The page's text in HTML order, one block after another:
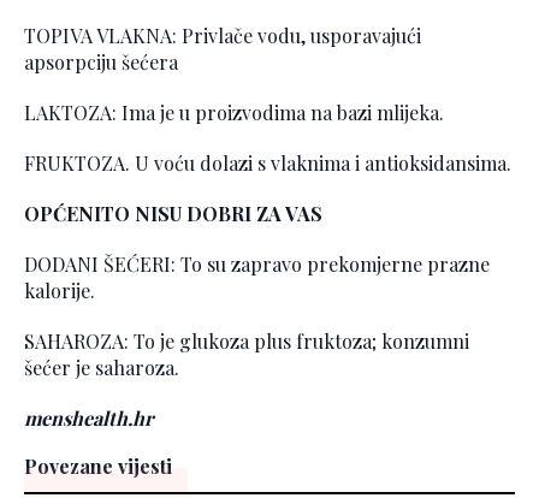
TOPIVA VLAKNA: Privlače vodu, usporavajući
apsorpciju šećera
LAKTOZA: Ima je u proizvodima na bazi mlijeka.
FRUKTOZA. U voću dolazi s vlaknima i antioksidansima.
OPĆENITO NISU DOBRI ZA VAS
DODANI ŠEĆERI: To su zapravo prekomjerne prazne
kalorije.
SAHAROZA: To je glukoza plus fruktoza; konzumni
šećer je saharoza.
menshealth.hr
Povezane vijesti